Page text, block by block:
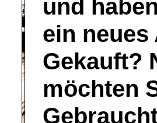
und
ein neues
Gekauft?
möchten